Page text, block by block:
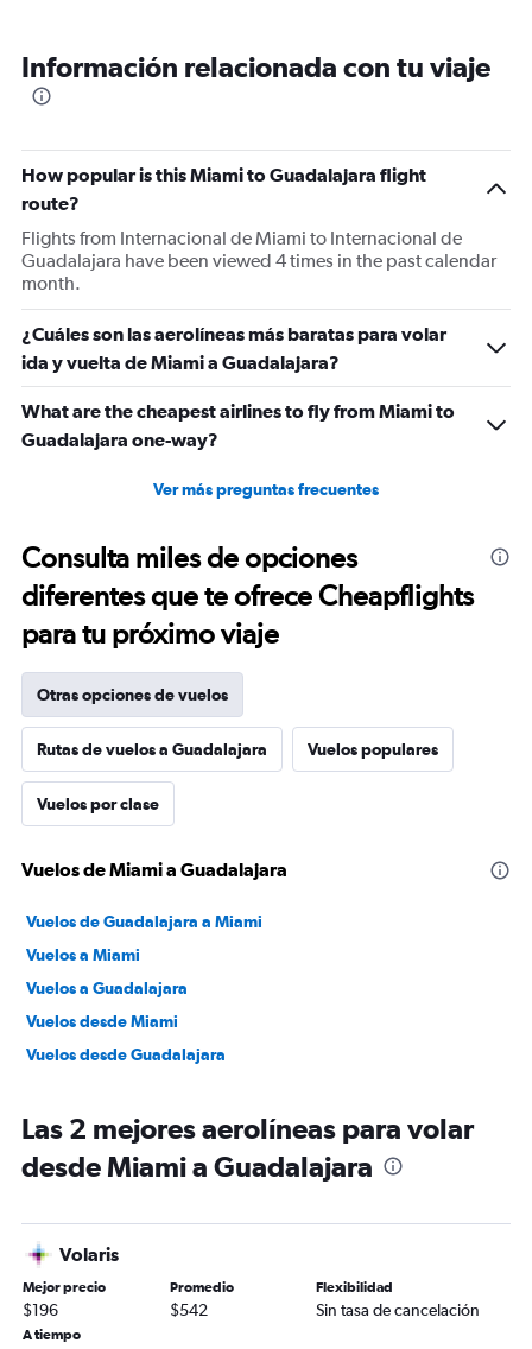
Información relacionada con tu viaje
How popular is this Miami to Guadalajara flight
route?
Flights from Internacional de Miami to Internacional de
Guadalajara have been viewed 4 times in the past calendar
month.
¿Cuáles son las aerolíneas más baratas para volar
ida y vuelta de Miami a Guadalajara?
What are the cheapest airlines to fly from Miami to
Guadalajara one-way?
Ver más preguntas frecuentes
Consulta miles de opciones
diferentes que te ofrece Cheapflights
para tu próximo viaje
Otras opciones de vuelos
Rutas de vuelos a Guadalajara Vuelos populares
Vuelos por clase
Vuelos de Miami a Guadalajara
Vuelos de Guadalajara a Miami
Vuelos a Miami
Vuelos a Guadalajara
Vuelos desde Miami
Vuelos desde Guadalajara
Las 2 mejores aerolíneas para volar
desde Miami a Guadalajara
Volaris
Mejor precio
$196
Promedio
$542
Flexibilidad
Sin tasa de cancelación
A tiempo